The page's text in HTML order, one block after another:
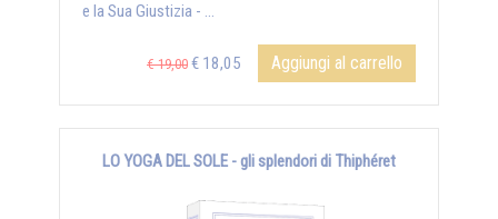
e la Sua Giustizia - ...
€ 19,00 € 18,05 Aggiungi al carrello
LO YOGA DEL SOLE - gli splendori di Thiphéret